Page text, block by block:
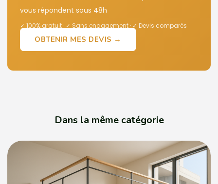
vous répondent sous 48h
✓ 100% gratuit · ✓ Sans engagement · ✓ Devis comparés
OBTENIR MES DEVIS →
Dans la même catégorie